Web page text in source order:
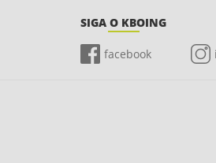
SIGA O KBOING
facebook